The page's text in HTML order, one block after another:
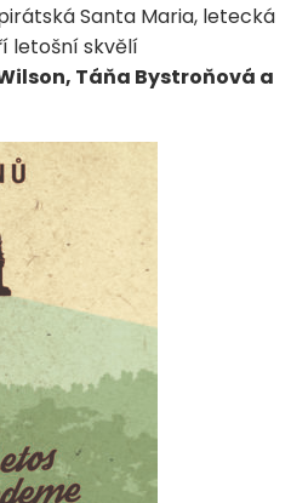
Santa Maria, letecká
letošní skvělí
Táňa Bystroňová a